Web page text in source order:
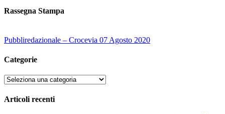
Rassegna Stampa
Pubbliredazionale – Crocevia 07 Agosto 2020
Categorie
Categorie
Articoli recenti